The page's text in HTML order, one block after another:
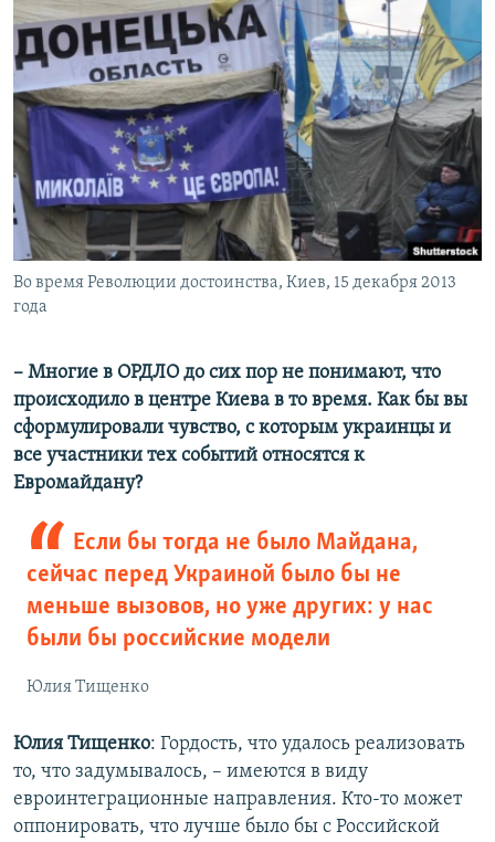
Во время Революции достоинства, Киев, 15 декабря 2013
года
– Многие в ОРДЛО до сих пор не понимают, что
происходило в центре Киева в то время. Как бы вы
сформулировали чувство, с которым украинцы и
все участники тех событий относятся к
Евромайдану?
Если бы тогда не было Майдана,
сейчас перед Украиной было бы не
меньше вызовов, но уже других: у нас
были бы российские модели
Юлия Тищенко
Юлия Тищенко: Гордость, что удалось реализовать
то, что задумывалось, – имеются в виду
евроинтеграционные направления. Кто-то может
оппонировать, что лучше было бы с Российской